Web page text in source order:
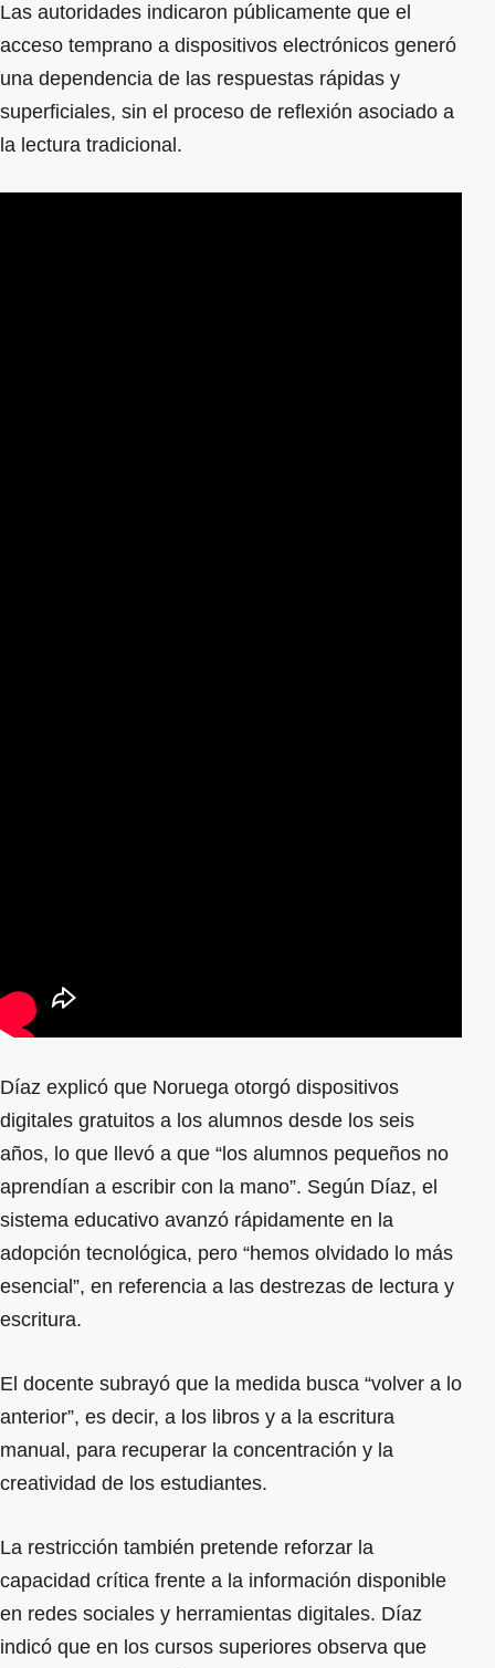
Las autoridades indicaron públicamente que el
acceso temprano a dispositivos electrónicos generó
una dependencia de las respuestas rápidas y
superficiales, sin el proceso de reflexión asociado a
la lectura tradicional.
Díaz explicó que Noruega otorgó dispositivos
digitales gratuitos a los alumnos desde los seis
años, lo que llevó a que “los alumnos pequeños no
aprendían a escribir con la mano”. Según Díaz, el
sistema educativo avanzó rápidamente en la
adopción tecnológica, pero “hemos olvidado lo más
esencial”, en referencia a las destrezas de lectura y
escritura.
El docente subrayó que la medida busca “volver a lo
anterior”, es decir, a los libros y a la escritura
manual, para recuperar la concentración y la
creatividad de los estudiantes.
La restricción también pretende reforzar la
capacidad crítica frente a la información disponible
en redes sociales y herramientas digitales. Díaz
indicó que en los cursos superiores observa que